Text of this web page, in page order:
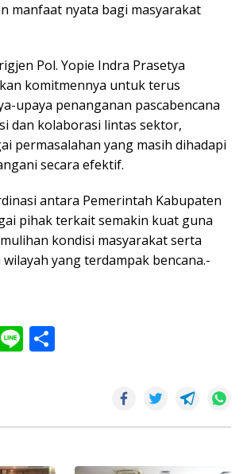
manfaat nyata bagi masyarakat
Pol. Yopie Indra Prasetya
komitmennya untuk terus
upaya penanganan pascabencana
dan kolaborasi lintas sektor,
permasalahan yang masih dihadapi
secara efektif.
antara Pemerintah Kabupaten
pihak terkait semakin kuat guna
kondisi masyarakat serta
yang terdampak bencana.-
Li